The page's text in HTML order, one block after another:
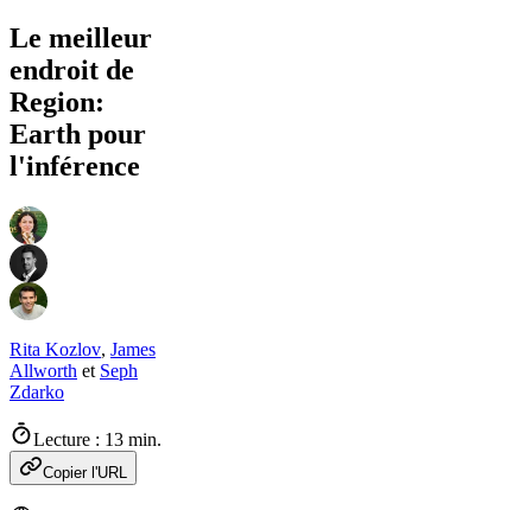
Le meilleur
endroit de
Region:
Earth pour
l'inférence
Rita Kozlov, James
Allworth et Seph
Zdarko
Lecture : 13 min.
Copier l'URL